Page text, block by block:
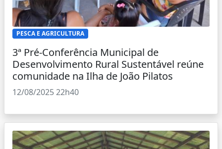
PESCA E AGRICULTURA
3ª Pré-Conferência Municipal de
Desenvolvimento Rural Sustentável reúne
comunidade na Ilha de João Pilatos
12/08/2025 22h40